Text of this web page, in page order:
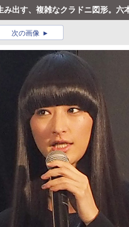
み出す、複雑なクラドニ図形。六
次の画像